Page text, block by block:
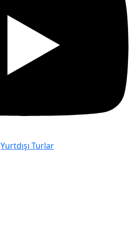
Yurtdışı Turlar